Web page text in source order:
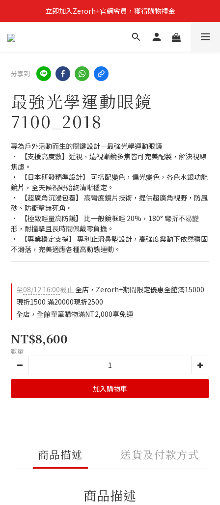
立即加入Zerorh+官網會員，獲得購物禮金
立即加入Zerorh+官網會員，獲得購物禮金
Zerorh+期間限定優惠全館滿15000折1500滿20000折2500
分享到
最強光學運動眼鏡
7100_2018
專為戶外活動而生的關鍵設計—最強光學運動眼鏡
•  【支援高度數】近視、遠視漸鏡多焦皆可完美配製，解決視線
焦慮。
•  【日本研發精準設計】 可搭配變色，偏光變色，各色水銀功能
鏡片，全天候視野始終清晰穩定。
•  【超廣角沉浸包覆】 高彎度鏡片技術，提供超廣角視野，防風
砂、防衝擊無死角。
•  【極致輕量高防護】 比一般鏡框輕 20%，180° 彎折不易變
形，耐撞擊且長時間佩戴零負擔。
•  【專業穩定支撐】 專利止滑鼻墊設計，高強度震動下依然穩固
不滑落，完美適應各種高動態運動。
至08/12 16:00截止全店，Zerorh+期間限定優惠全館滿15000
現折1500 滿20000現折2500
全店，全館單筆購物滿NT2,000享免運
NT$8,600
數量
加入購物車
商品描述 送貨及付款方式
商品描述